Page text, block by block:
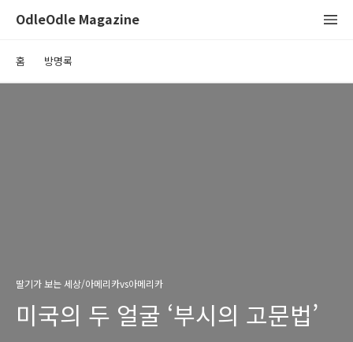
OdleOdle Magazine
홈 방명록
딸기가 보는 세상/아메리카vs아메리카
미국의 두 얼굴 ‘부시의 고문법’